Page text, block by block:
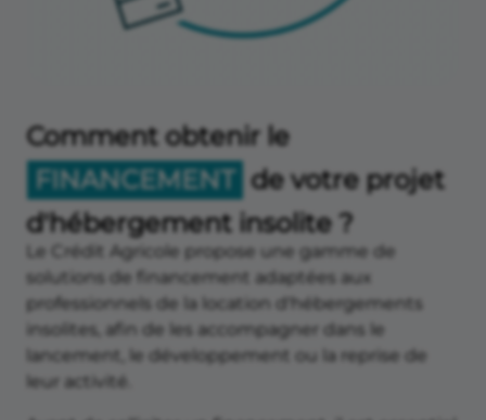
Comment obtenir le
FINANCEMENT de votre projet
d'hébergement insolite ?
Le Crédit Agricole propose une gamme de
solutions de financement adaptées aux
professionnels de la location d'hébergements
insolites, afin de les accompagner dans le
lancement, le développement ou la reprise de
leur activité.